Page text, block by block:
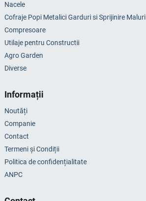
Nacele
Cofraje Popi Metalici Garduri si Sprijinire Maluri
Compresoare
Utilaje pentru Constructii
Agro Garden
Diverse
Informații
Noutăți
Companie
Contact
Termeni și Condiții
Politica de confidențialitate
ANPC